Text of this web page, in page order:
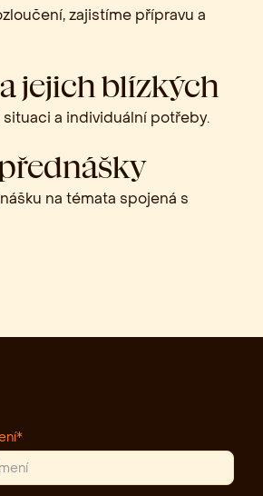
zajistíme přípravu a
jejich blízkých
a individuální potřeby.
na témata spojená s